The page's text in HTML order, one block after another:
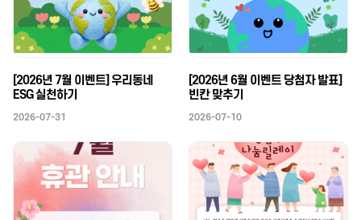
[2026년 7월 이벤트] 우리동네
ESG 실천하기
2026-07-31
[2026년 6월 이벤트 당첨자 발표]
빈칸 맞추기
2026-07-10